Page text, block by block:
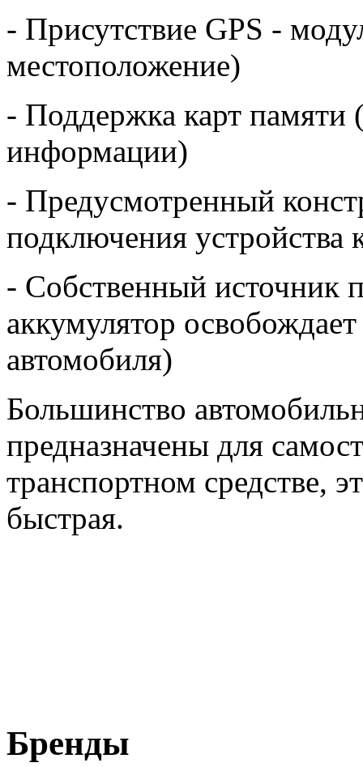
- Присутствие GPS -
местоположение)
- Поддержка карт памяти
информации)
- Предусмотренный
подключения устройства
- Собственный источник
аккумулятор
автомобиля)
Большинство
предназначены для
транспортном средстве,
быстрая.
Бренды